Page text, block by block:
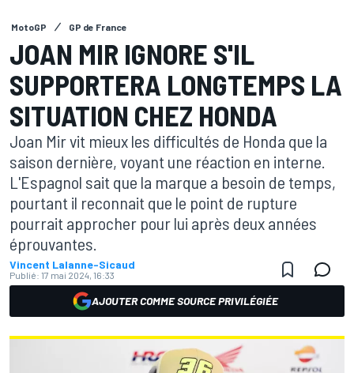
MotoGP GP de France
JOAN MIR IGNORE S'IL
SUPPORTERA LONGTEMPS LA
SITUATION CHEZ HONDA
Joan Mir vit mieux les difficultés de Honda que la
saison dernière, voyant une réaction en interne.
L'Espagnol sait que la marque a besoin de temps,
pourtant il reconnait que le point de rupture
pourrait approcher pour lui après deux années
éprouvantes.
Vincent Lalanne-Sicaud
Publié: 17 mai 2024, 16:33
AJOUTER COMME SOURCE PRIVILÉGIÉE